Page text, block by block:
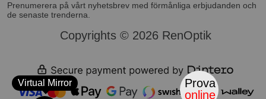
Prova
online
Prenumerera på vårt nyhetsbrev med förmånliga erbjudanden och
de senaste trenderna.
Copyrights © 2026 RenOptik
Virtual Mirror